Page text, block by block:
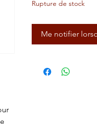
Rupture de stock
Me notifier